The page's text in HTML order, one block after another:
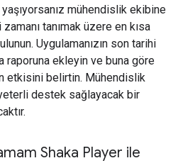
mühendislik ekibine
tanımak üzere en kısa
Uygulamanızın son tarihi
raporuna ekleyin ve buna göre
etkisini belirtin. Mühendislik
yeterli destek sağlayacak bir
Shaka Player ile